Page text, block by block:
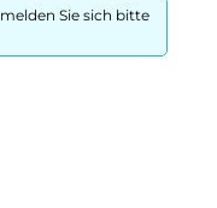
Sie sich bitte